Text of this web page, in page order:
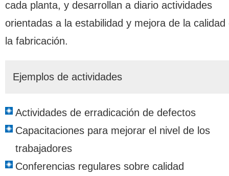
cada planta, y desarrollan a diario actividades
orientadas a la estabilidad y mejora de la calidad
la fabricación.
Ejemplos de actividades
Actividades de erradicación de defectos
Capacitaciones para mejorar el nivel de los
trabajadores
Conferencias regulares sobre calidad